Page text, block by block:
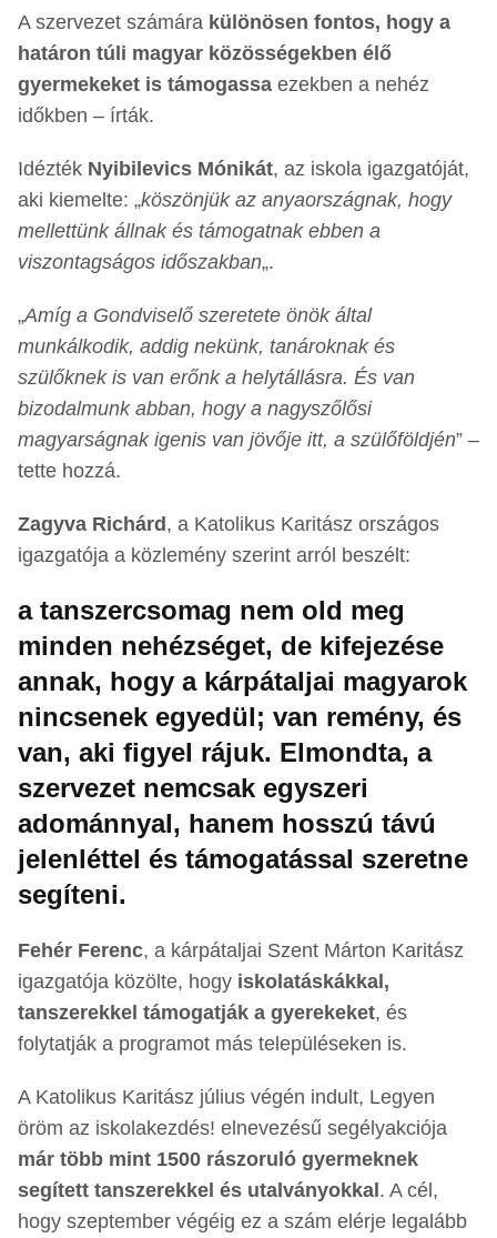
A szervezet számára különösen fontos, hogy a
határon túli magyar közösségekben élő
gyermekeket is támogassa ezekben a nehéz
időkben – írták.
Idézték Nyibilevics Mónikát, az iskola igazgatóját,
aki kiemelte: „köszönjük az anyaországnak, hogy
mellettünk állnak és támogatnak ebben a
viszontagságos időszakban„.
„Amíg a Gondviselő szeretete önök által
munkálkodik, addig nekünk, tanároknak és
szülőknek is van erőnk a helytállásra. És van
bizodalmunk abban, hogy a nagyszőlősi
magyarságnak igenis van jövője itt, a szülőföldjén” –
tette hozzá.
Zagyva Richárd, a Katolikus Karitász országos
igazgatója a közlemény szerint arról beszélt:
a tanszercsomag nem old meg
minden nehézséget, de kifejezése
annak, hogy a kárpátaljai magyarok
nincsenek egyedül; van remény, és
van, aki figyel rájuk. Elmondta, a
szervezet nemcsak egyszeri
adománnyal, hanem hosszú távú
jelenléttel és támogatással szeretne
segíteni.
Fehér Ferenc, a kárpátaljai Szent Márton Karitász
igazgatója közölte, hogy iskolatáskákkal,
tanszerekkel támogatják a gyerekeket, és
folytatják a programot más településeken is.
A Katolikus Karitász július végén indult, Legyen
öröm az iskolakezdés! elnevezésű segélyakciója
már több mint 1500 rászoruló gyermeknek
segített tanszerekkel és utalványokkal. A cél,
hogy szeptember végéig ez a szám elérje legalább